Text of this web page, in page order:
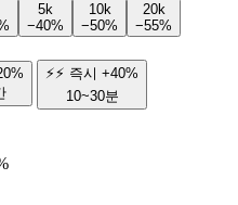
5k
−40%
10k
−50%
20k
−55%
⚡⚡ 즉시 +40%
10~30분